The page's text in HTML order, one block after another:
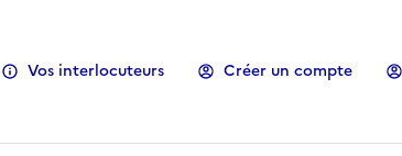
Vos interlocuteurs Créer un compte